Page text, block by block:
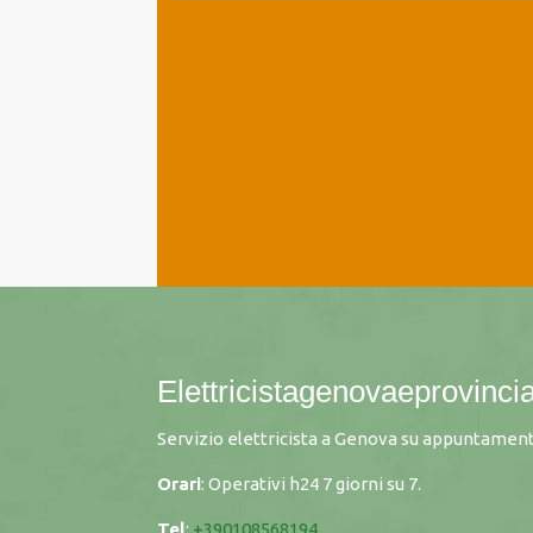
Servizio elettricista a Genova su
Orari: Operativi h24 7 giorni su 7.
Tel: +390108568194